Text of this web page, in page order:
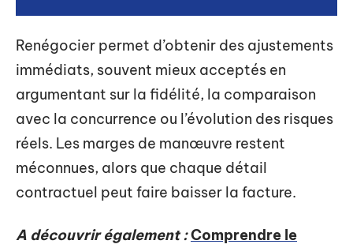
Renégocier permet d’obtenir des ajustements
immédiats, souvent mieux acceptés en
argumentant sur la fidélité, la comparaison
avec la concurrence ou l’évolution des risques
réels. Les marges de manœuvre restent
méconnues, alors que chaque détail
contractuel peut faire baisser la facture.
A découvrir également :Comprendre le